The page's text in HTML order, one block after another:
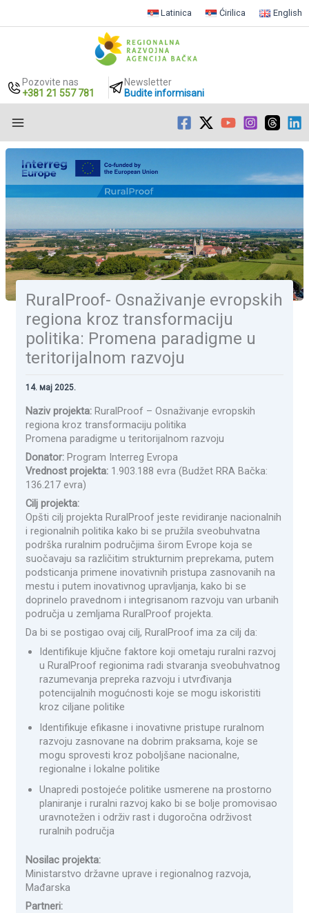
Пређи
садржај
Latinica Ćirilica English
Pozovite nas
+381 21 557 781
Newsletter
Budite informisani
RuralProof- Osnaživanje evropskih
regiona kroz transformaciju
politika: Promena paradigme u
teritorijalnom razvoju
14. мај 2025.
Naziv projekta:RuralProof – Osnaživanje evropskih
regiona kroz transformaciju politika
Promena paradigme u teritorijalnom razvoju
Donator: Program Interreg Evropa
Vrednost projekta: 1.903.188 evra (Budžet RRA Bačka:
136.217 evra)
Cilj projekta:
Opšti cilj projekta RuralProof jeste revidiranje nacionalnih
i regionalnih politika kako bi se pružila sveobuhvatna
podrška ruralnim područjima širom Evrope koja se
suočavaju sa različitim strukturnim preprekama, putem
podsticanja primene inovativnih pristupa zasnovanih na
mestu i putem inovativnog upravljanja, kako bi se
doprinelo pravednom i integrisanom razvoju van urbanih
područja u zemljama RuralProof projekta.
Da bi se postigao ovaj cilj, RuralProof ima za cilj da:
Identifikuje ključne faktore koji ometaju ruralni razvoj
u RuralProof regionima radi stvaranja sveobuhvatnog
razumevanja prepreka razvoju i utvrđivanja
potencijalnih mogućnosti koje se mogu iskoristiti
kroz ciljane politike
Identifikuje efikasne i inovativne pristupe ruralnom
razvoju zasnovane na dobrim praksama, koje se
mogu sprovesti kroz poboljšane nacionalne,
regionalne i lokalne politike
Unapredi postojeće politike usmerene na prostorno
planiranje i ruralni razvoj kako bi se bolje promovisao
uravnotežen i održiv rast i dugoročna održivost
ruralnih područja
Nosilac projekta:
Ministarstvo državne uprave i regionalnog razvoja,
Mađarska
Partneri: